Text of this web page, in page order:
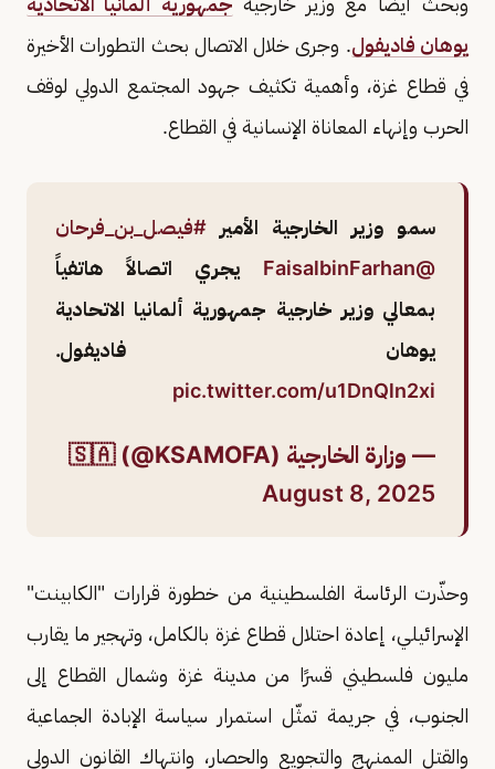
يوهان فاديفول. وجرى خلال الاتصال بحث التطورات الأخيرة
في قطاع غزة، وأهمية تكثيف جهود المجتمع الدولي لوقف
الحرب وإنهاء المعاناة الإنسانية في القطاع.
سمو وزير الخارجية الأمير #فيصل_بن_فرحان
@FaisalbinFarhan
يجري اتصالاً هاتفياً
بمعالي وزير خارجية جمهورية ألمانيا الاتحادية
يوهان فاديفول.
pic.twitter.com/u1DnQln2xi
— وزارة الخارجية 🇸🇦 (@KSAMOFA)
August 8, 2025
وحذّرت الرئاسة الفلسطينية من خطورة قرارات "الكابينت"
الإسرائيلي، إعادة احتلال قطاع غزة بالكامل، وتهجير ما يقارب
مليون فلسطيني قسرًا من مدينة غزة وشمال القطاع إلى
الجنوب، في جريمة تمثّل استمرار سياسة الإبادة الجماعية
والقتل الممنهج والتجويع والحصار، وانتهاك القانون الدولي